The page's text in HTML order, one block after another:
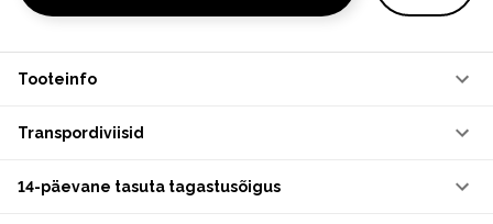
Tooteinfo
Transpordiviisid
14-päevane tasuta tagastusõigus